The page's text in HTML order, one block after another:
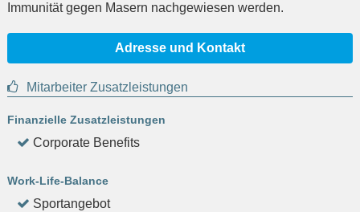
Immunität gegen Masern nachgewiesen werden.
Adresse und Kontakt
Mitarbeiter Zusatzleistungen
Finanzielle Zusatzleistungen
Corporate Benefits
Work-Life-Balance
Sportangebot